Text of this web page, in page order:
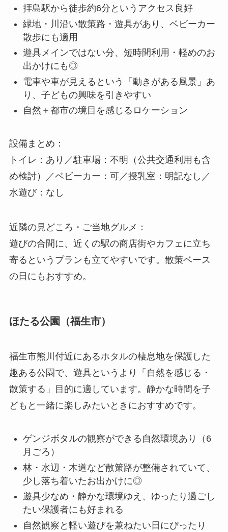
拝島駅から徒歩約6分というアクセス良好
緑地・川沿い散策路・遊具があり、ベビーカー
散歩にも適用
遊具メインではない分、短時間利用・軽めのお
出かけにも◎
電車や車が見えるという「動きがある風景」あ
り、子どもの興味を引きやすい
自然＋都市の境目を感じるロケーション
設備まとめ：
トイレ：あり／駐車場：不明（公共交通利用も含
め検討）／ベビーカー：可／授乳室：明記なし／
水遊び：なし
近隣の見どころ・ご当地グルメ：
遊びの合間に、近くの駅の商店街やカフェに立ち
寄るというプランも立てやすいです。散策ベース
の日にもおすすめ。
ほたる公園（福生市）
福生市熊川付近にあるホタルの棲息地を保護した
趣ある公園で、遊具というより「自然を感じる・
散策する」目的に適しています。静かな時間を子
どもと一緒に楽しみたいときにおすすめです。
ゲンジボタルの観察ができる自然環境あり（6
月ごろ）
林・水辺・木道など散策路が整備されていて、
少し落ち着いたお出かけに◎
遊具少なめ・静かな環境ゆえ、ゆったり過ごし
たい保護者にも好まれる
自然観察と軽い遊びを兼ねたい日にぴったり